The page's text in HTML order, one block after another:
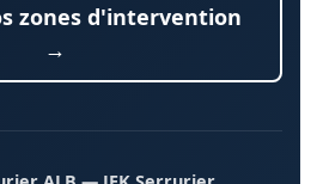
zones d'intervention
→